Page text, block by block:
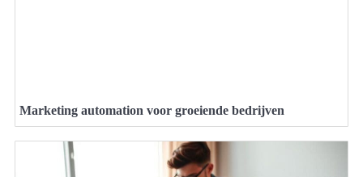
Marketing automation voor groeiende bedrijven